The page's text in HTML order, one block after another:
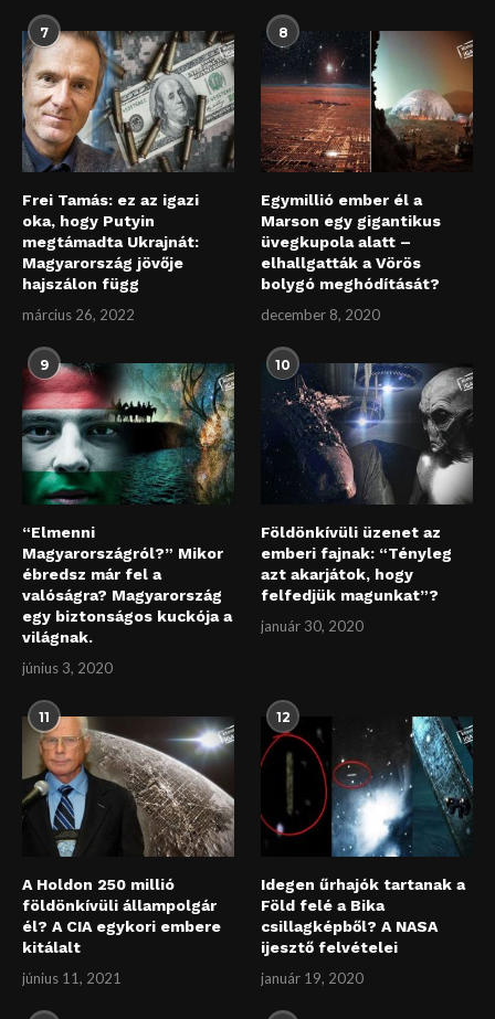
7
Frei Tamás: ez az igazi
oka, hogy Putyin
megtámadta Ukrajnát:
Magyarország jövője
hajszálon függ
március 26, 2022
8
Egymillió ember él a
Marson egy gigantikus
üvegkupola alatt –
elhallgatták a Vörös
bolygó meghódítását?
december 8, 2020
9
“Elmenni
Magyarországról?” Mikor
ébredsz már fel a
valóságra? Magyarország
egy biztonságos kuckója a
világnak.
június 3, 2020
10
Földönkívüli üzenet az
emberi fajnak: “Tényleg
azt akarjátok, hogy
felfedjük magunkat”?
január 30, 2020
11
A Holdon 250 millió
földönkívüli állampolgár
él? A CIA egykori embere
kitálalt
június 11, 2021
12
Idegen űrhajók tartanak a
Föld felé a Bika
csillagképből? A NASA
ijesztő felvételei
január 19, 2020